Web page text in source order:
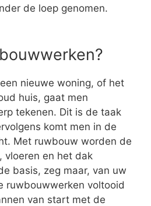
de loep genomen.
nieuwe woning, of het
huis, gaat men
tekenen. Dit is de taak
komt men in de
Met ruwbouw worden de
vloeren en het dak
basis, zeg maar, van uw
ruwbouwwerken voltooid
van start met de